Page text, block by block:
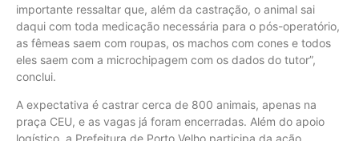
importante ressaltar que, além da castração, o animal sai
daqui com toda medicação necessária para o pós-operatório,
as fêmeas saem com roupas, os machos com cones e todos
eles saem com a microchipagem com os dados do tutor”,
conclui.
A expectativa é castrar cerca de 800 animais, apenas na
praça CEU, e as vagas já foram encerradas. Além do apoio
logístico, a Prefeitura de Porto Velho participa da ação